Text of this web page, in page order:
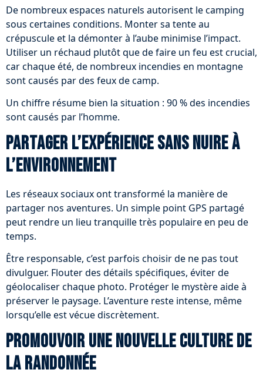
De nombreux espaces naturels autorisent le camping
sous certaines conditions. Monter sa tente au
crépuscule et la démonter à l’aube minimise l’impact.
Utiliser un réchaud plutôt que de faire un feu est crucial,
car chaque été, de nombreux incendies en montagne
sont causés par des feux de camp.
Un chiffre résume bien la situation : 90 % des incendies
sont causés par l’homme.
Partager l’expérience sans nuire à
l’environnement
Les réseaux sociaux ont transformé la manière de
partager nos aventures. Un simple point GPS partagé
peut rendre un lieu tranquille très populaire en peu de
temps.
Être responsable, c’est parfois choisir de ne pas tout
divulguer. Flouter des détails spécifiques, éviter de
géolocaliser chaque photo. Protéger le mystère aide à
préserver le paysage. L’aventure reste intense, même
lorsqu’elle est vécue discrètement.
Promouvoir une nouvelle culture de
la randonnée